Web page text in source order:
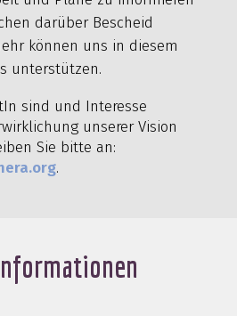
darüber Bescheid
können uns in diesem
unterstützen.
sind und Interesse
unserer Vision
Sie bitte an:
.